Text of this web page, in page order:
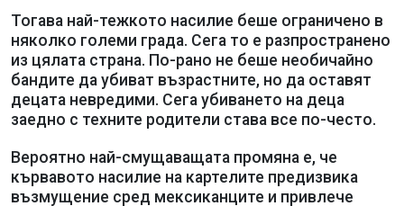
Тогава най-тежкото насилие беше ограничено в
няколко големи града. Сега то е разпространено
из цялата страна. По-рано не беше необичайно
бандите да убиват възрастните, но да оставят
децата невредими. Сега убиването на деца
заедно с техните родители става все по-често.
Вероятно най-смущаващата промяна е, че
кървавото насилие на картелите предизвика
възмущение сред мексиканците и привлече